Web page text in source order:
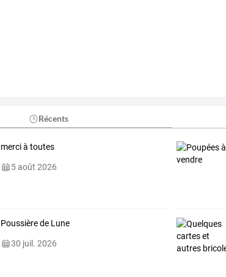
Récents
merci à toutes
5 août 2026
Poussière de Lune
30 juil. 2026